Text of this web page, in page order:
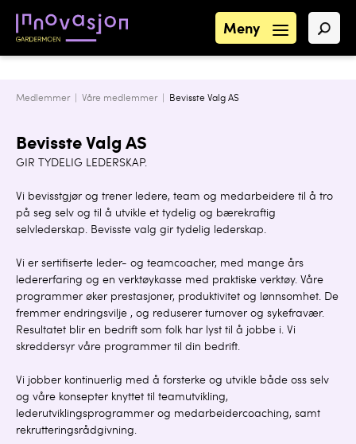
Meny
Medlemmer | Våre medlemmer| Bevisste Valg AS
Bevisste Valg AS
GIR TYDELIG LEDERSKAP.
Vi bevisstgjør og trener ledere, team og medarbeidere til å tro
på seg selv og til å utvikle et tydelig og bærekraftig
selvlederskap. Bevisste valg gir tydelig lederskap.
Vi er sertifiserte leder- og teamcoacher, med mange års
ledererfaring og en verktøykasse med praktiske verktøy. Våre
programmer øker prestasjoner, produktivitet og lønnsomhet. De
fremmer endringsvilje , og reduserer turnover og sykefravær.
Resultatet blir en bedrift som folk har lyst til å jobbe i. Vi
skreddersyr våre programmer til din bedrift.
Vi jobber kontinuerlig med å forsterke og utvikle både oss selv
og våre konsepter knyttet til teamutvikling,
lederutviklingsprogrammer og medarbeidercoaching, samt
rekrutteringsrådgivning.